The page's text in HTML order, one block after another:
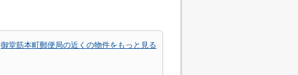
御堂筋本町郵便局の近くの物件をもっと見る